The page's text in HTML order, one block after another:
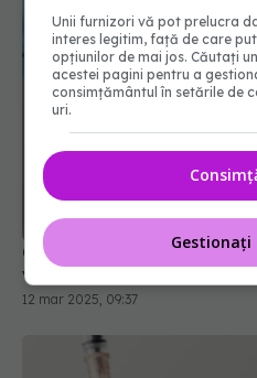
Canada anulează
vaccinurilor Novavax
12 mar 2025, 09:37
Unii furnizori vă pot prelucra
interes legitim, față de care
opțiunilor de mai jos. Căutați
acestei pagini pentru a
consimțământul în setările de
uri.